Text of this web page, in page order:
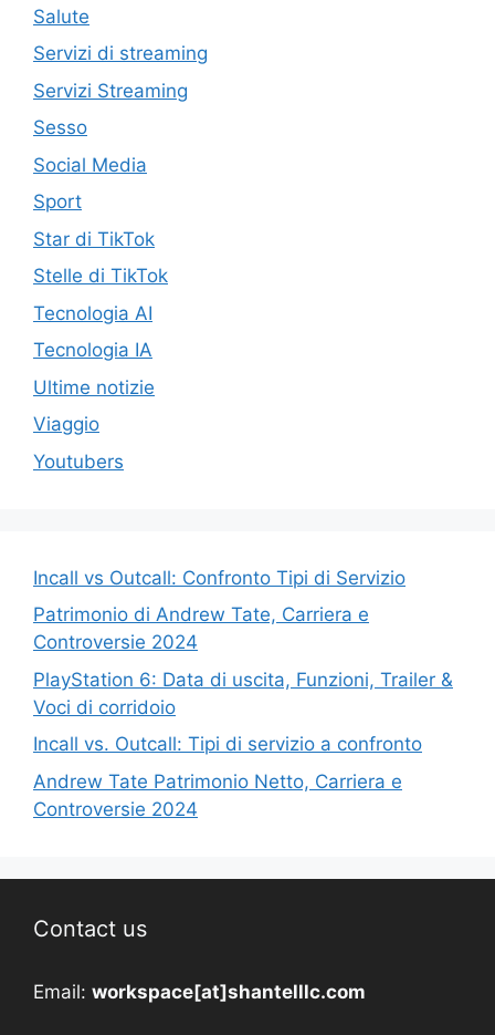
Salute
Servizi di streaming
Servizi Streaming
Sesso
Social Media
Sport
Star di TikTok
Stelle di TikTok
Tecnologia AI
Tecnologia IA
Ultime notizie
Viaggio
Youtubers
Incall vs Outcall: Confronto Tipi di Servizio
Patrimonio di Andrew Tate, Carriera e
Controversie 2024
PlayStation 6: Data di uscita, Funzioni, Trailer &
Voci di corridoio
Incall vs. Outcall: Tipi di servizio a confronto
Andrew Tate Patrimonio Netto, Carriera e
Controversie 2024
Contact us
Email: workspace[at]shantelllc.com